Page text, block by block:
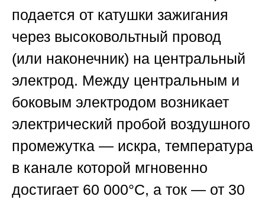
подается от катушки зажигания
через высоковольтный провод
(или наконечник) на центральный
электрод. Между центральным и
боковым электродом возникает
электрический пробой воздушного
промежутка — искра, температура
в канале которой мгновенно
достигает 60 000°C, а ток — от 30